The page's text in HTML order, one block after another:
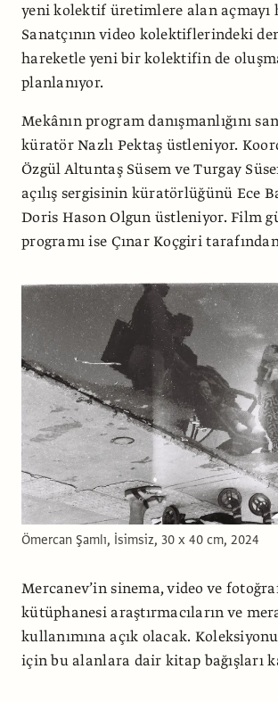
yeni kolektif üretimlere alan açmayı
Sanatçının video kolektiflerindeki
hareketle yeni bir kolektifin de
planlanıyor.
Mekânın program danışmanlığını
küratör Nazlı Pektaş üstleniyor.
Özgül Altuntaş Süsem ve Turgay
açılış sergisinin küratörlüğünü Ece
Doris Hason Olgun üstleniyor. Film
programı ise Çınar Koçgiri
Ömercan Şamlı, İsimsiz, 30 x 40 cm, 2024
Mercanev’in sinema, video ve
kütüphanesi araştırmacıların ve
kullanımına açık olacak.
için bu alanlara dair kitap bağışları